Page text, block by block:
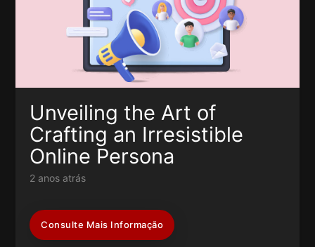
Unveiling the Art of
Crafting an Irresistible
Online Persona
2 anos atrás
Consulte Mais Informação